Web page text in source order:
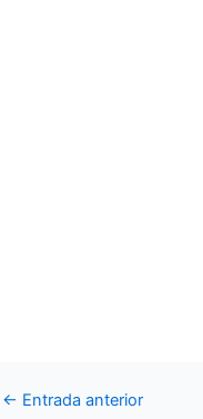
← Entrada anterior